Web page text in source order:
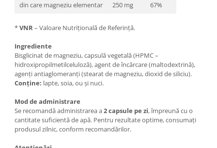
din care magneziu elementar
250 mg 67%
*VNR– Valoare Nutrițională de Referință.
Ingrediente
Bisglicinat de magneziu, capsulă vegetală (HPMC –
hidroxipropilmetilceluloză), agent de încărcare (maltodextrină),
agenți antiaglomeranți (stearat de magneziu, dioxid de siliciu).
Conține: lapte, soia, ou și nuci.
Mod de administrare
Se recomandă administrarea a2 capsule pe zi, împreună cu o
cantitate suficientă de apă. Pentru rezultate optime, consumați
produsul zilnic, conform recomandărilor.